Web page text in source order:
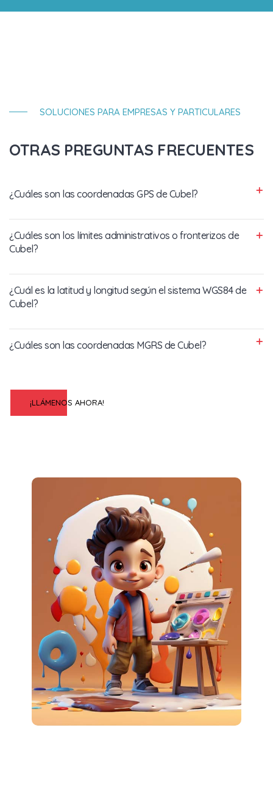
SOLUCIONES PARA EMPRESAS Y PARTICULARES
OTRAS PREGUNTAS FRECUENTES
¿Cuáles son las coordenadas GPS de Cubel?
¿Cuáles son los límites administrativos o fronterizos de
Cubel?
¿Cuál es la latitud y longitud según el sistema WGS84 de
Cubel?
¿Cuáles son las coordenadas MGRS de Cubel?
¡LLÁMENOS AHORA!